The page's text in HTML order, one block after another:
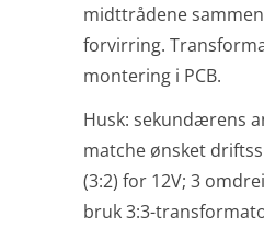
midttrådene
forvirring.
montering i PCB.
Husk: sekundærens
matche ønsket
(3:2) for 12V; 3
bruk 3:3-